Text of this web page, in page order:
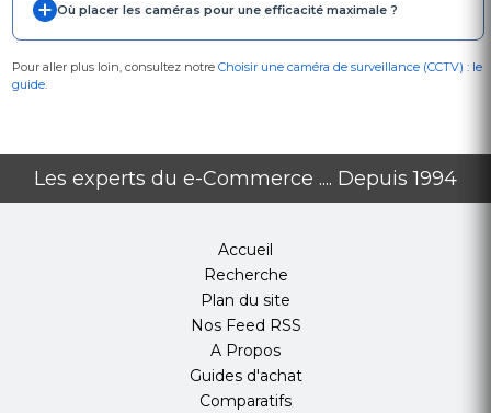
Où placer les caméras pour une efficacité maximale ?
Pour aller plus loin, consultez notre Choisir une caméra de surveillance (CCTV) : le
guide.
Les experts du e-Commerce .... Depuis 1994
Accueil
Recherche
Plan du site
Nos Feed RSS
A Propos
Guides d'achat
Comparatifs